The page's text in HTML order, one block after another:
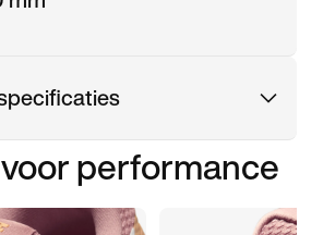
performance